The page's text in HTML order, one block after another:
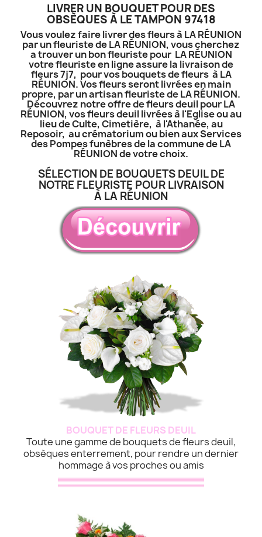
LIVRER UN BOUQUET POUR DES
OBSÈQUES À LE TAMPON 97418
Vous voulez faire livrer des fleurs à LA RÉUNION
par un fleuriste de LA RÉUNION, vous cherchez
a trouver un bon fleuriste pour LA RÉUNION
votre fleuriste en ligne assure la livraison de
fleurs 7j7, pour vos bouquets de fleurs à LA
RÉUNION. Vos fleurs seront livrées en main
propre, par un artisan fleuriste de LA RÉUNION.
Découvrez notre offre de fleurs deuil pour LA
RÉUNION, vos fleurs deuil livrées à l'Eglise ou au
lieu de Culte, Cimetière, à l'Athanée, au
Reposoir, au crématorium ou bien aux Services
des Pompes funèbres de la commune de LA
RÉUNION de votre choix.
SÉLECTION DE BOUQUETS DEUIL DE
NOTRE FLEURISTE POUR LIVRAISON
À LA RÉUNION
BOUQUET DE FLEURS DEUIL
Toute une gamme de bouquets de fleurs deuil,
obsèques enterrement, pour rendre un dernier
hommage à vos proches ou amis